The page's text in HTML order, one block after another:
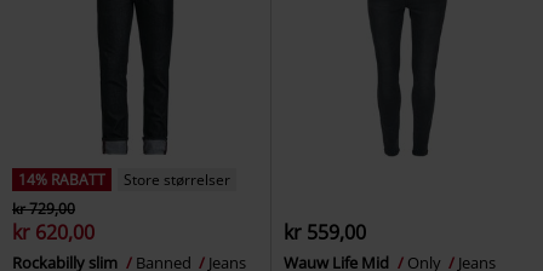
14% RABATT
Store størrelser
kr 729,00
kr 620,00
Rockabilly slim Banned Jeans
kr 559,00
Wauw Life Mid Only Jeans